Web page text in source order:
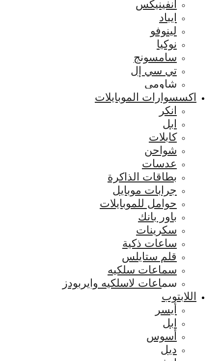
انفينيكس
ايباد
لينوفو
نوكيا
سامسونج
تي سي إل
شاومي
اكسسوارات الموبايلات
انكر
ابل
كابلات
شواحن
عدسات
بطاقات الذاكرة
جرابات موبايل
حوامل للموبايلات
باور بانك
سكرينات
ساعات ذكية
قلم ستايلس
سماعات سلكيه
سماعات لاسلكيه وايربودز
اللابتوب
أيسر
ابل
أسوس
ديل